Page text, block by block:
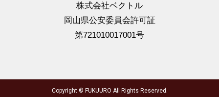
株式会社ベクトル
岡山県公安委員会許可証
第721010017001号
Copyright © FUKUURO All Rights Reserved.